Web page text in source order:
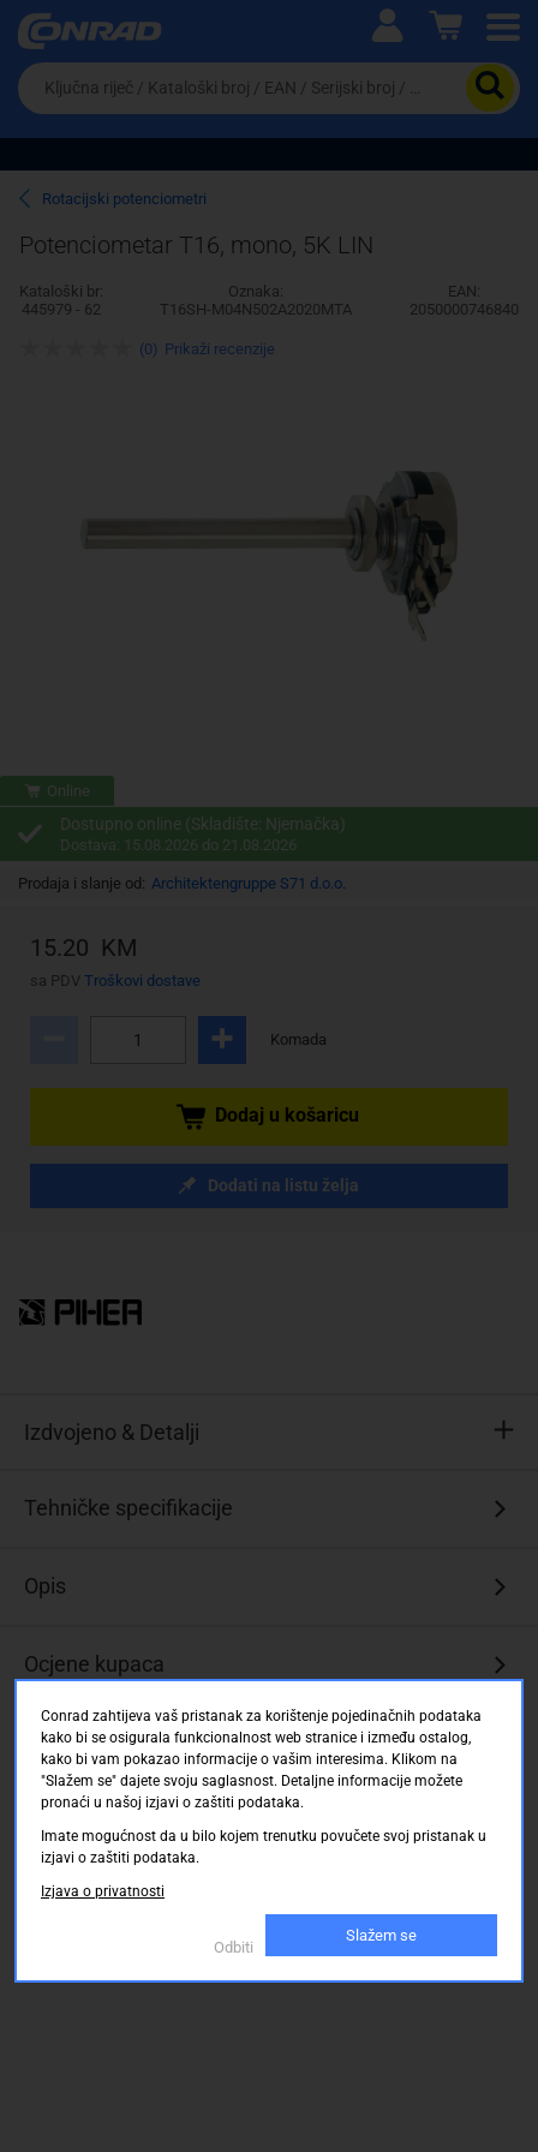
Ova postavka prilagođava asortiman proizvoda i
cijene vašim potrebama.
Pravno lice
Da
biste
potražili
proizvod,
unesite
ključnu
riječ,
kataloški
broj,
EAN
ili
Rotacijski potenciometri
Potenciometar T16, mono, 5K LIN
Kataloški br:
445979 - 62
Oznaka:
T16SH-M04N502A2020MTA
EAN:
2050000746840
Online
Dostupno online (Skladište: Njemačka)
Dostava: 15.08.2026 do 21.08.2026
Prodaja i slanje od: Architektengruppe S71 d.o.o.
15.20 KM
sa PDV Troškovi dostave
Komada
Dodaj u košaricu
Dodati na listu želja
(0) Prikaži recenzije
Izdvojeno & Detalji
Tehničke specifikacije
Opis
Ocjene kupaca
Conrad zahtijeva vaš pristanak za korištenje pojedinačnih podataka
kako bi se osigurala funkcionalnost web stranice i između ostalog,
kako bi vam pokazao informacije o vašim interesima. Klikom na
"Slažem se" dajete svoju saglasnost. Detaljne informacije možete
pronaći u našoj izjavi o zaštiti podataka.
Imate mogućnost da u bilo kojem trenutku povučete svoj pristanak u
izjavi o zaštiti podataka.
Izjava o privatnosti
Odbiti
Slažem se